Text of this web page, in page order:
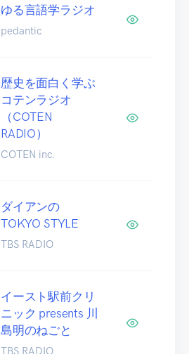
ゆる言語学ラジオ
pedantic
歴史を面白く学ぶ
コテンラジオ
（COTEN
RADIO）
COTEN inc.
ダイアンの
TOKYO STYLE
TBS RADIO
イースト駅前クリ
ニック presents 川
島明のねごと
TBS RADIO